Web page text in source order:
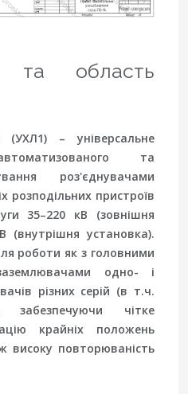
та область
(УХЛ1) – універсальне
та
роз'єднувачами
розподільних пристроїв
35–220 кВ (зовнішня
(внутрішня установка).
роботи як з головними
одно- і
різних серій (в т.ч.
чітке
крайніх положень
високу повторюваність